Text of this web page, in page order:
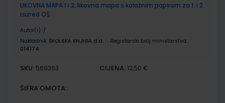
LIKOVNA MAPA 1 i 2; likovna mapa s kolažnim papirom za 1. i 2.
razred OŠ
Autor(i): /
Nakladnik: ŠKOLSKA KNJIGA d.d.
Registarski broj ministarstva:
014174
SKU: 569363 CIJENA: 12,50 €
ŠIFRA OMOTA: